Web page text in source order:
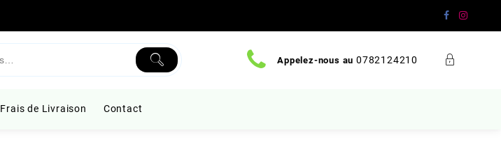
Appelez-nous au 0782124210
Frais de Livraison Contact